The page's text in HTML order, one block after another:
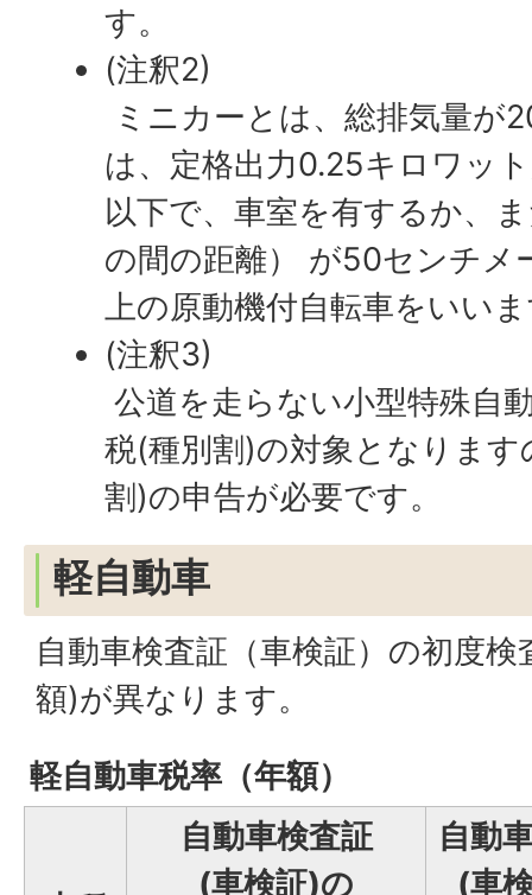
す。
(注釈2)
ミニカーとは、総排気量が
は、定格出力0.25キロワッ
以下で、車室を有するか、
の間の距離） が50センチメ
上の原動機付自転車をいい
(注釈3)
公道を走らない小型特殊自
税(種別割)の対象となりま
割)の申告が必要です。
軽自動車
自動車検査証（車検証）の初度
額)が異なります。
軽自動車税率（年額）
自動車検査証
(車検証)の
自動
(車